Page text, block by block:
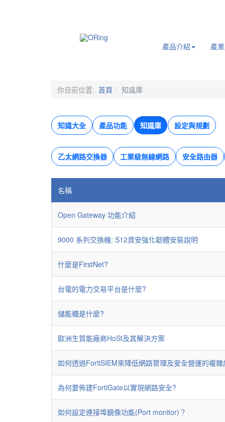
產品介紹 產
你目前位置: 首頁 知識庫
知識大全 產品功能 知識庫 設定與規劃
乙太網路交換器 工業級無線網路 安全路由器
名稱
Open Gateway 功能介紹
9000 系列交換機: S12資安強化韌體安裝說明
什麼是FirstNet?
台電的電力交易平台是什麼?
儲能櫃是什麼?
歐洲生質能廠商HoSt及其解決方案
如何透過FortiSIEM來降低網路管理及安全營運的複雜
為何要佈建FortiGate以實現網路安全?
如何設定連接埠鏡像功能(Port monitor)？